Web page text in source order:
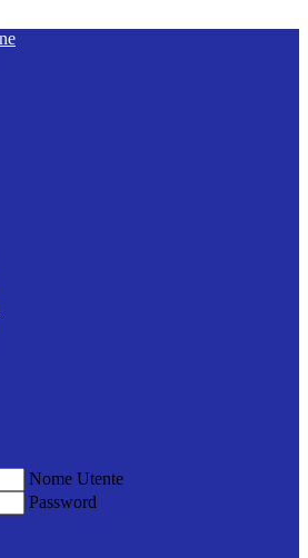
Nome Utente
Password